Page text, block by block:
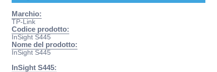
Marchio:
TP-Link
Codice prodotto:
InSight S445
Nome del prodotto:
InSight S445
InSight S445: